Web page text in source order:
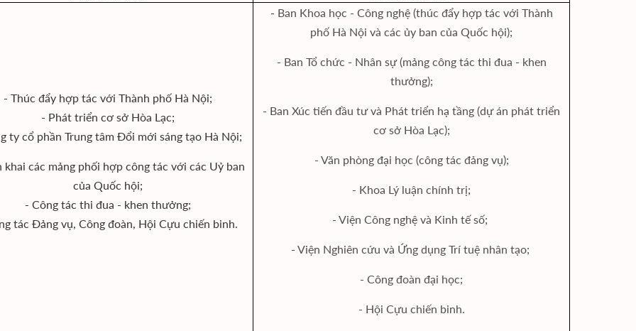
- Thúc đẩy hợp tác với Thành phố Hà Nội;
- Phát triển cơ sở Hòa Lạc;
ty cổ phần Trung tâm Đổi mới sáng tạo Hà Nội;
khai các mảng phối hợp công tác với các Uỷ ban
của Quốc hội;
- Công tác thi đua - khen thưởng;
tác Đảng vụ, Công đoàn, Hội Cựu chiến binh.
- Ban Khoa học - Công nghệ (thúc đẩy hợp tác với Thành
phố Hà Nội và các ủy ban của Quốc hội);
- Ban Tổ chức - Nhân sự (mảng công tác thi đua - khen
thưởng);
- Ban Xúc tiến đầu tư và Phát triển hạ tầng (dự án phát triển
cơ sở Hòa Lạc);
- Văn phòng đại học (công tác đảng vụ);
- Khoa Lý luận chính trị;
- Viện Công nghệ và Kinh tế số;
- Viện Nghiên cứu và Ứng dụng Trí tuệ nhân tạo;
- Công đoàn đại học;
- Hội Cựu chiến binh.